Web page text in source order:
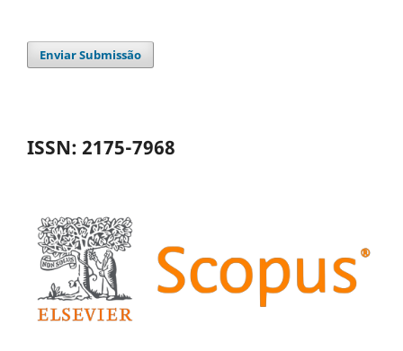
Enviar Submissão
ISSN: 2175-7968